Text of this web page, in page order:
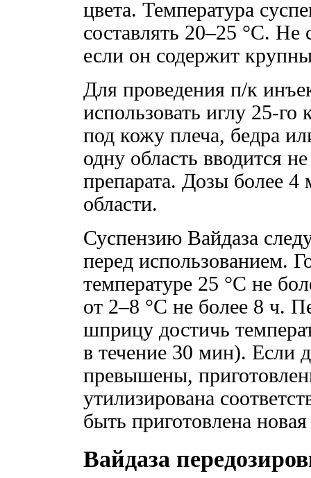
цвета. Температура
составлять 20–25 °C. Не
если он содержит
Для проведения п/к
использовать иглу 25-го
под кожу плеча, бедра
одну область вводится
препарата. Дозы более 4
области.
Суспензию Вайдаза
перед использованием.
температуре 25 °C не
от 2–8 °C не более 8 ч.
шприцу достичь
в течение 30 мин). Если
превышены,
утилизирована
быть приготовлена
Вайдаза